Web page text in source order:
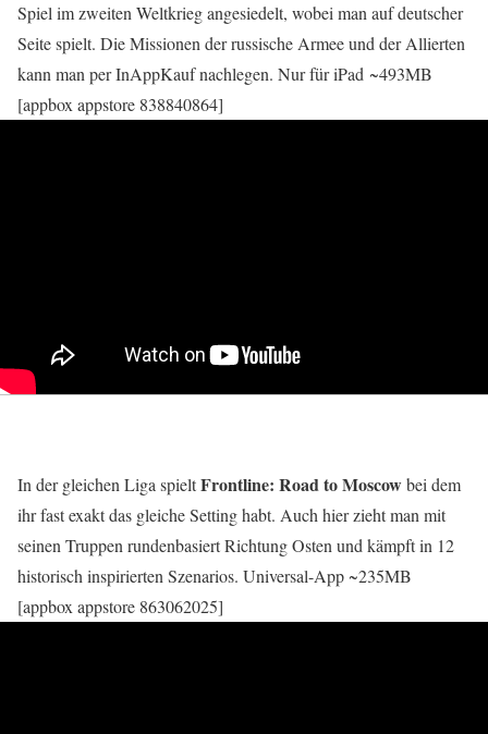
Spiel im zweiten Weltkrieg angesiedelt, wobei man auf deutscher
Seite spielt. Die Missionen der russische Armee und der Allierten
kann man per InAppKauf nachlegen. Nur für iPad ~493MB
[appbox appstore 838840864]
In der gleichen Liga spieltFrontline: Road to Moscowbei dem
ihr fast exakt das gleiche Setting habt. Auch hier zieht man mit
seinen Truppen rundenbasiert Richtung Osten und kämpft in 12
historisch inspirierten Szenarios. Universal-App ~235MB
[appbox appstore 863062025]